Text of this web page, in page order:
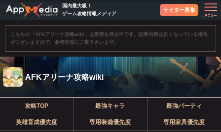
国内最大級！
ゲーム攻略情報メディア
ライター募集
こちらの「AFKアリーナ攻略wiki」は更新を停止中です。記事内容は古くなっている場合
がございますので、参考程度にご覧下さいませ。
AFKアリーナ攻略wiki
攻略TOP 最強キャラ 最強パーティ
英雄育成優先度 専用装備優先度 専用家具優先度